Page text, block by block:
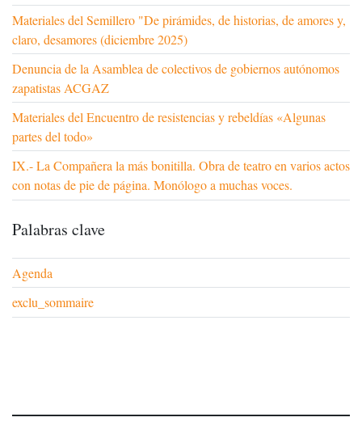
Materiales del Semillero "De pirámides, de historias, de amores y,
claro, desamores (diciembre 2025)
Denuncia de la Asamblea de colectivos de gobiernos autónomos
zapatistas ACGAZ
Materiales del Encuentro de resistencias y rebeldías «Algunas
partes del todo»
IX.- La Compañera la más bonitilla. Obra de teatro en varios actos
con notas de pie de página. Monólogo a muchas voces.
Palabras clave
Agenda
exclu_sommaire